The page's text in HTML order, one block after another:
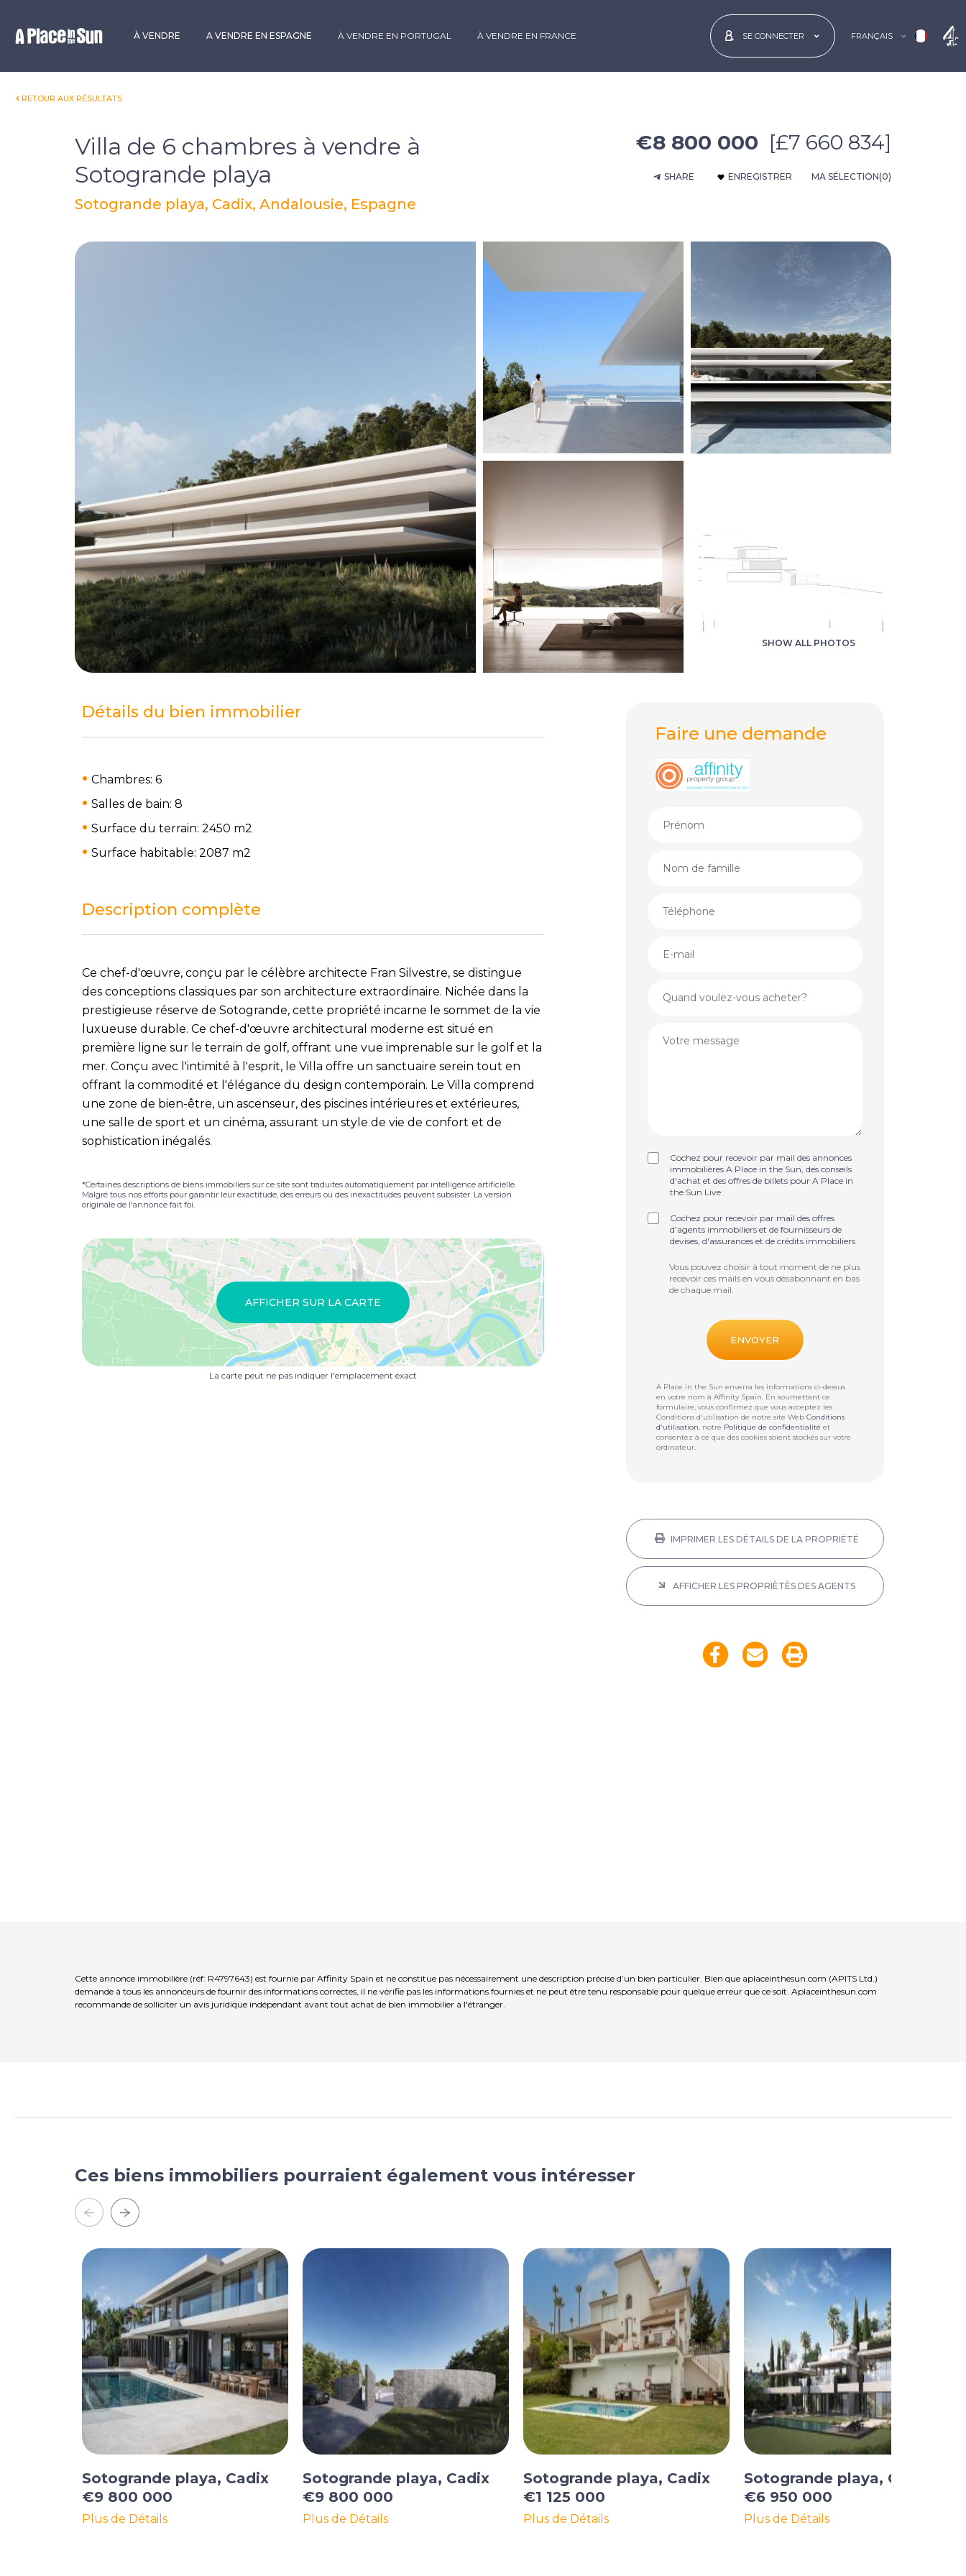
À VENDRE A VENDRE EN ESPAGNE À VENDRE EN PORTUGAL À VENDRE EN FRANCE SE CONNECTER FRANÇAIS
RETOUR AUX RÉSULTATS
Villa de 6 chambres à vendre à
Sotogrande playa
Sotogrande playa, Cadix, Andalousie, Espagne
€8 800 000 [£7 660 834]
SHARE ENREGISTRER MA SÉLECTION(0)
SHOW ALL PHOTOS
Détails du bien immobilier
Chambres: 6
Salles de bain: 8
Surface du terrain: 2450 m2
Surface habitable: 2087 m2
Description complète
Ce chef-d'œuvre, conçu par le célèbre architecte Fran Silvestre, se distingue
des conceptions classiques par son architecture extraordinaire. Nichée dans la
prestigieuse réserve de Sotogrande, cette propriété incarne le sommet de la vie
luxueuse durable. Ce chef-d'œuvre architectural moderne est situé en
première ligne sur le terrain de golf, offrant une vue imprenable sur le golf et la
mer. Conçu avec l'intimité à l'esprit, le Villa offre un sanctuaire serein tout en
offrant la commodité et l'élégance du design contemporain. Le Villa comprend
une zone de bien-être, un ascenseur, des piscines intérieures et extérieures,
une salle de sport et un cinéma, assurant un style de vie de confort et de
sophistication inégalés.
*Certaines descriptions de biens immobiliers sur ce site sont traduites automatiquement par intelligence artificielle.
Malgré tous nos efforts pour garantir leur exactitude, des erreurs ou des inexactitudes peuvent subsister. La version
originale de l'annonce fait foi.
AFFICHER SUR LA CARTE
La carte peut ne pas indiquer l'emplacement exact
Faire une demande
Cochez pour recevoir par mail des annonces
immobilières A Place in the Sun, des conseils
d'achat et des offres de billets pour A Place in
the Sun Live
Cochez pour recevoir par mail des offres
d'agents immobiliers et de fournisseurs de
devises, d'assurances et de crédits immobiliers
Vous pouvez choisir à tout moment de ne plus
recevoir ces mails en vous désabonnant en bas
de chaque mail.
A Place in the Sun enverra les informations ci-dessus
en votre nom àAffinity Spain. En soumettant ce
formulaire, vous confirmez que vous acceptez les
Conditions d'utilisation de notre site WebConditions
d'utilisation, notre Politique de confidentialité et
consentez à ce que des cookies soient stockés sur votre
ordinateur.
IMPRIMER LES DÉTAILS DE LA PROPRIÉTÉ
AFFICHER LES PROPRIÈTÈS DES AGENTS
Cette annonce immobilière (réf: R4797643) est fournie par Affinity Spain et ne constitue pas nécessairement une description précise d’un bien particulier. Bien que aplaceinthesun.com (APITS Ltd.)
demande à tous les annonceurs de fournir des informations correctes, il ne vérifie pas les informations fournies et ne peut être tenu responsable pour quelque erreur que ce soit. Aplaceinthesun.com
recommande de solliciter un avis juridique indépendant avant tout achat de bien immobilier à l'étranger.
Ces biens immobiliers pourraient également vous intéresser
Sotogrande playa, Cadix
€9 800 000
Plus de Détails
Sotogrande playa, Cadix
€9 800 000
Plus de Détails
Sotogrande playa, Cadix
€1 125 000
Plus de Détails
Sotogrande playa, Cadix
€6 950 000
Plus de Détails